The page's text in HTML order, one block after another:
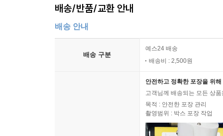
배송/반품/교환 안내
배송 안내
배송 구분
예스24 배송
배송비 : 2,500원
안전하고 정확한 포장을 위
고객님께 배송되는 모든 상
목적 : 안전한 포장 관리
촬영범위 : 박스 포장 작업